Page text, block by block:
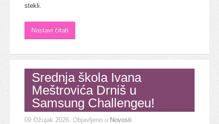
stekli.
Nastavi čitati
Srednja škola Ivana
Meštrovića Drniš u
Samsung Challengeu!
09 Ožujak 2026 . Objavljeno u Novosti